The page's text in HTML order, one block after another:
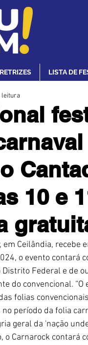
LISTA DE
10 e
leitura
em Ceilândia,
o evento
Distrito Federal e de
do convencional.
folias
período da folia
geral da 'nação
o Carnarock contará